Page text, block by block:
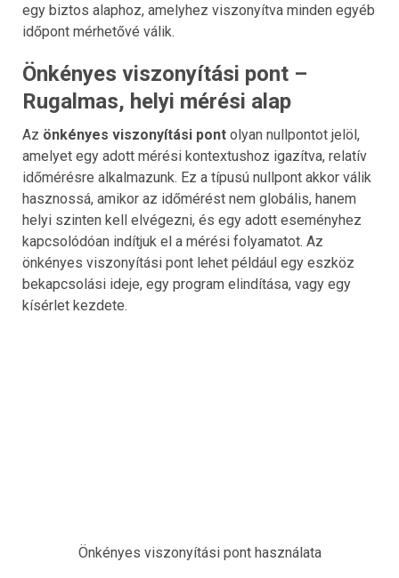
egy biztos alaphoz, amelyhez viszonyítva minden egyéb
időpont mérhetővé válik.
Önkényes viszonyítási pont –
Rugalmas, helyi mérési alap
Az önkényes viszonyítási pont olyan nullpontot jelöl,
amelyet egy adott mérési kontextushoz igazítva, relatív
időmérésre alkalmazunk. Ez a típusú nullpont akkor válik
hasznossá, amikor az időmérést nem globális, hanem
helyi szinten kell elvégezni, és egy adott eseményhez
kapcsolódóan indítjuk el a mérési folyamatot. Az
önkényes viszonyítási pont lehet például egy eszköz
bekapcsolási ideje, egy program elindítása, vagy egy
kísérlet kezdete.
Önkényes viszonyítási pont használata